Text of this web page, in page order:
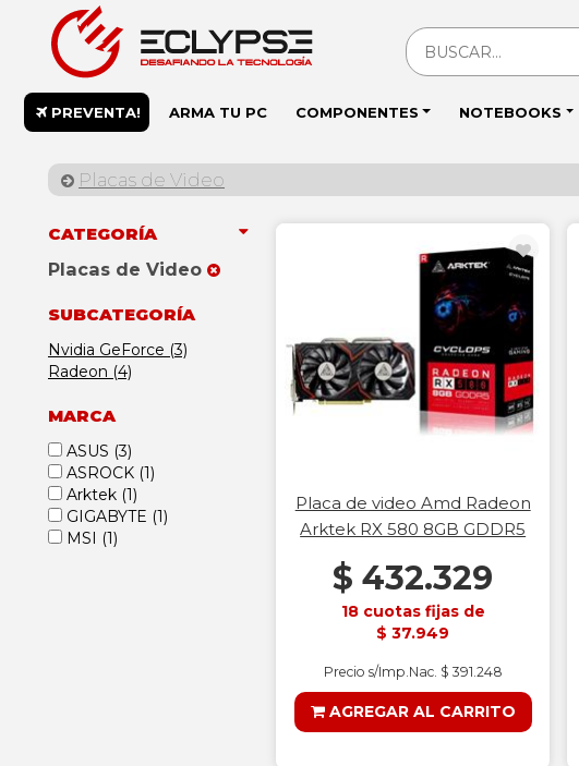
PREVENTA! ARMA TU PC COMPONENTES NOTEBOOKS
Placas de Video
CATEGORÍA
Placas de Video
SUBCATEGORÍA
Nvidia GeForce (3)
Radeon (4)
MARCA
ASUS (3)
ASROCK (1)
Arktek (1)
GIGABYTE (1)
MSI (1)
Placa de video Amd Radeon
Arktek RX 580 8GB GDDR5
$ 432.329
18 cuotas fijas de
$ 37.949
Precio s/Imp.Nac. $ 391.248
AGREGAR AL CARRITO